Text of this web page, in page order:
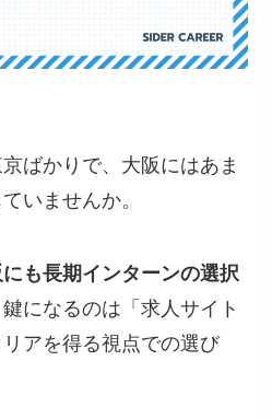
ばかりで、大阪にはあま
いませんか。
も長期インターンの選択
鍵になるのは「求人サイト
アを得る視点での選び